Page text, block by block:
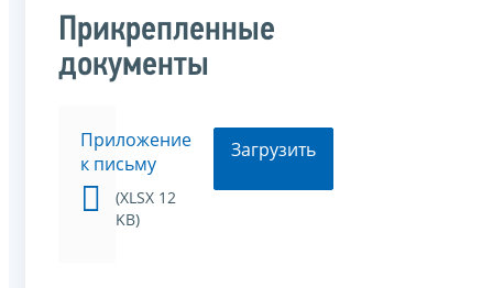
Прикрепленные
документы
Приложение
к письму
(XLSX 12
KB)
Загрузить